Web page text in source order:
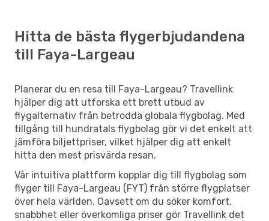
Hitta de bästa flygerbjudandena
till Faya-Largeau
Planerar du en resa till Faya-Largeau? Travellink
hjälper dig att utforska ett brett utbud av
flygalternativ från betrodda globala flygbolag. Med
tillgång till hundratals flygbolag gör vi det enkelt att
jämföra biljettpriser, vilket hjälper dig att enkelt
hitta den mest prisvärda resan.
Vår intuitiva plattform kopplar dig till flygbolag som
flyger till Faya-Largeau (FYT) från större flygplatser
över hela världen. Oavsett om du söker komfort,
snabbhet eller överkomliga priser gör Travellink det